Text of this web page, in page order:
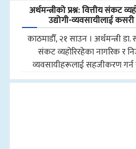
अर्थमन्त्रीको प्रश्न: वित्तीय संकट
उद्योगी-व्यवसायीलाई
काठमाडाैँ, २१ साउन । अर्थमन्त्री डा.
संकट व्यहोरिरहेका नागरिक र
व्यवसायीहरूलाई सहजीकरण